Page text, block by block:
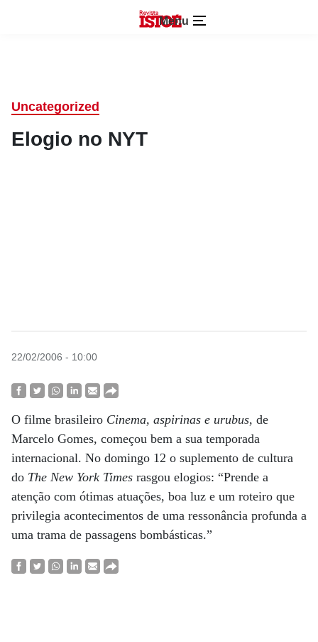
Menu
Uncategorized
Elogio no NYT
22/02/2006 - 10:00
O filme brasileiro Cinema, aspirinas e urubus, de
Marcelo Gomes, começou bem a sua temporada
internacional. No domingo 12 o suplemento de cultura
do The New York Times rasgou elogios: “Prende a
atenção com ótimas atuações, boa luz e um roteiro que
privilegia acontecimentos de uma ressonância profunda a
uma trama de passagens bombásticas.”